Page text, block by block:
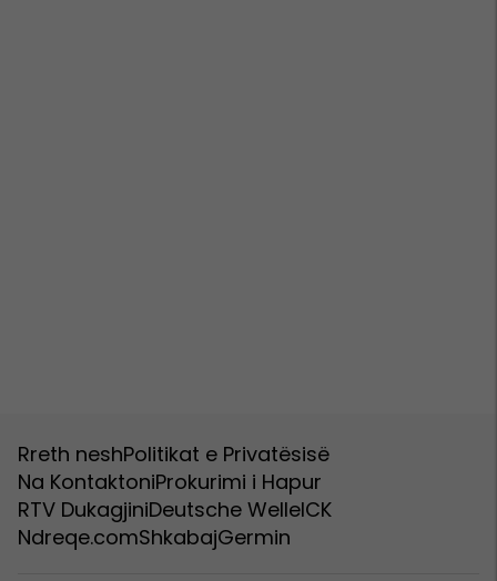
Rreth neshPolitikat e Privatësisë
Na KontaktoniProkurimi i Hapur
RTV DukagjiniDeutsche WelleICK
Ndreqe.comShkabajGermin